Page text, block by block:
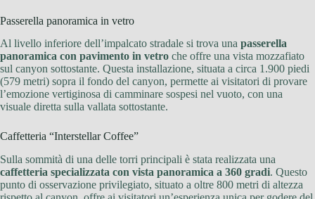
Passerella panoramica in vetro
Al livello inferiore dell’impalcato stradale si trova una passerella
panoramica con pavimento in vetro che offre una vista mozzafiato
sul canyon sottostante. Questa installazione, situata a circa 1.900 piedi
(579 metri) sopra il fondo del canyon, permette ai visitatori di provare
l’emozione vertiginosa di camminare sospesi nel vuoto, con una
visuale diretta sulla vallata sottostante.
Caffetteria “Interstellar Coffee”
Sulla sommità di una delle torri principali è stata realizzata una
caffetteria specializzata con vista panoramica a 360 gradi. Questo
punto di osservazione privilegiato, situato a oltre 800 metri di altezza